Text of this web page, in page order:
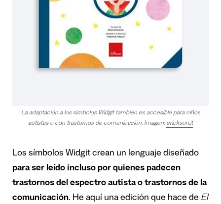
La adaptación a los símbolos Widgit también es accesible para niños
autistas o con trastornos de comunicación. Imagen: erickson.it
Los símbolos Widgit crean un lenguaje diseñado
para ser leído incluso por quienes padecen
trastornos del espectro autista o trastornos de la
comunicación. He aquí una edición que hace de El